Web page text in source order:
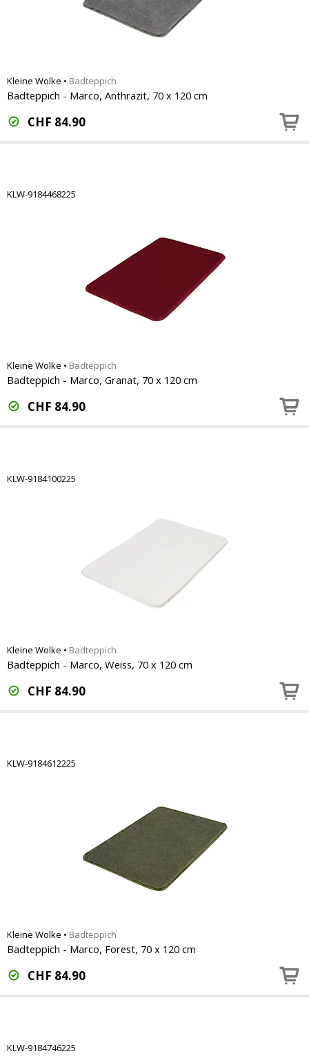
Kleine Wolke • Badteppich
Badteppich - Marco, Anthrazit, 70 x 120 cm
CHF 84.90
KLW-9184468225
Kleine Wolke • Badteppich
Badteppich - Marco, Granat, 70 x 120 cm
CHF 84.90
KLW-9184100225
Kleine Wolke • Badteppich
Badteppich - Marco, Weiss, 70 x 120 cm
CHF 84.90
KLW-9184612225
Kleine Wolke • Badteppich
Badteppich - Marco, Forest, 70 x 120 cm
CHF 84.90
KLW-9184746225